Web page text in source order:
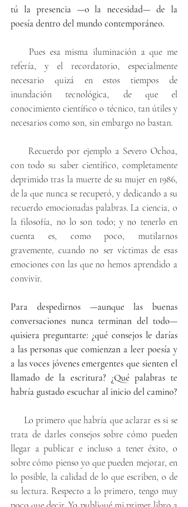
tú la presencia —o la necesidad— de la
poesía dentro del mundo contemporáneo.
Pues esa misma iluminación a que me
refería, y el recordatorio, especialmente
necesario quizá en estos tiempos de
inundación tecnológica, de que el
conocimiento científico o técnico, tan útiles y
necesarios como son, sin embargo no bastan.
Recuerdo por ejemplo a Severo Ochoa,
con todo su saber científico, completamente
deprimido tras la muerte de su mujer en 1986,
de la que nunca se recuperó, y dedicando a su
recuerdo emocionadas palabras. La ciencia, o
la filosofía, no lo son todo; y no tenerlo en
cuenta es, como poco, mutilarnos
gravemente, cuando no ser víctimas de esas
emociones con las que no hemos aprendido a
convivir.
Para despedirnos —aunque las buenas
conversaciones nunca terminan del todo—
quisiera preguntarte: ¿qué consejos le darías
a las personas que comienzan a leer poesía y
a las voces jóvenes emergentes que sienten el
llamado de la escritura? ¿Qué palabras te
habría gustado escuchar al inicio del camino?
Lo primero que habría que aclarar es si se
trata de darles consejos sobre cómo pueden
llegar a publicar e incluso a tener éxito, o
sobre cómo pienso yo que pueden mejorar, en
lo posible, la calidad de lo que escriben, o de
su lectura. Respecto a lo primero, tengo muy